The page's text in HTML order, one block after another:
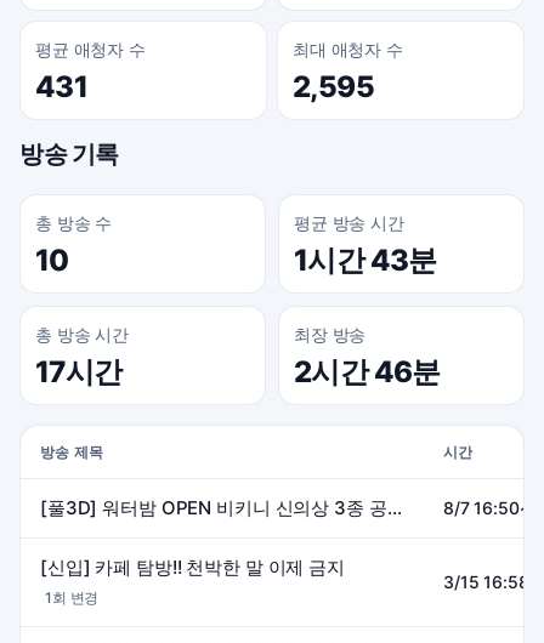
평균 애청자 수
431
최대 애청자 수
2,595
방송 기록
총 방송 수
10
평균 방송 시간
1시간 43분
총 방송 시간
17시간
최장 방송
2시간 46분
방송 제목 시간
[풀3D] 워터밤 OPEN 비키니 신의상 3종 공개합니다 ! 8/7
[신입] 카페 탐방!! 천박한 말 이제 금지
1회 변경
3/15